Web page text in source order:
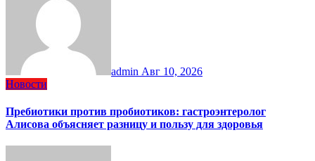
admin Авг 10, 2026
Новости
Пребиотики против пробиотиков: гастроэнтеролог
Алисова объясняет разницу и пользу для здоровья